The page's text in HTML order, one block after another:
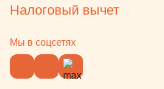
Налоговый вычет
Мы в соцсетях